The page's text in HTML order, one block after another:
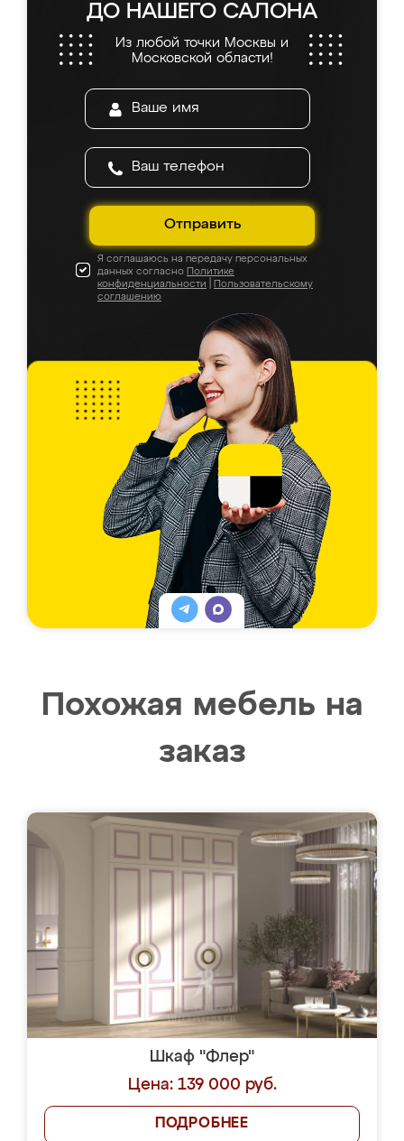
ДО НАШЕГО САЛОНА
Из любой точки Москвы и
Московской области!
Отправить
Я соглашаюсь на передачу персональных
данных согласно Политике
конфиденциальности
Пользовательскому
соглашению
Похожая мебель на
заказ
Шкаф "Флер"
Цена: 139 000 руб.
ПОДРОБНЕЕ